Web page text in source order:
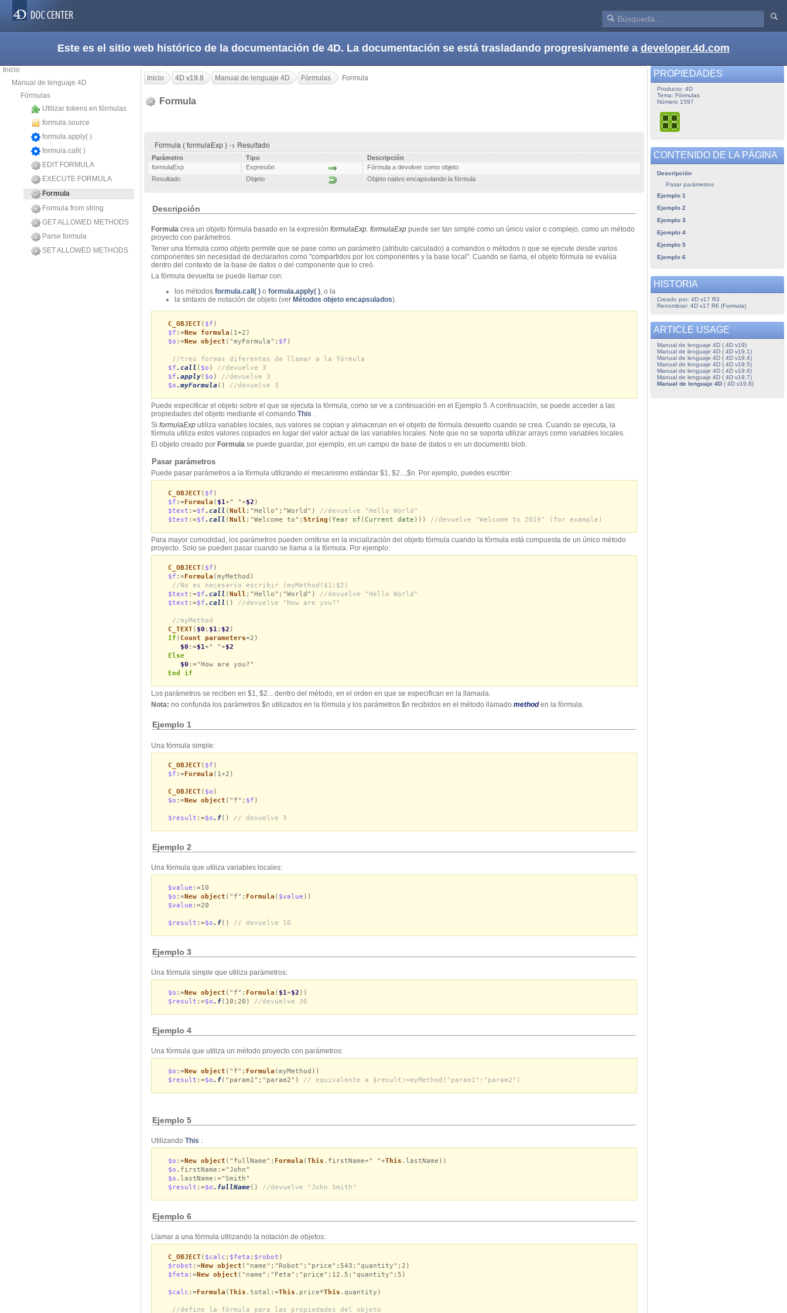
Este es el sitio web histórico de la documentación de 4D. La documentación se está trasladando progresivamente a developer.4d.com
Inicio
Manual de lenguaje 4D
Fórmulas
Utilizar tokens en fórmulas
formula.source
formula.apply( )
formula.call( )
EDIT FORMULA
EXECUTE FORMULA
Formula
Formula from string
GET ALLOWED METHODS
Parse formula
SET ALLOWED METHODS
Inicio 4D v19.8 Manual de lenguaje 4D Fórmulas Formula
Formula
Formula ( formulaExp ) -> Resultado
Parámetro Tipo
Descripción
formulaExp
Expresión
Fórmula a devolver como objeto
Resultado
Objeto Objeto nativo encapsulando la fórmula
Descripción
Formula crea un objeto fórmula basado en la expresión formulaExp. formulaExp puede ser tan simple como un único valor o complejo, como un método
proyecto con parámetros.
Tener una fórmula como objeto permite que se pase como un parámetro (atributo calculado) a comandos o métodos o que se ejecute desde varios
componentes sin necesidad de declararlos como "compartidos por los componentes y la base local". Cuando se llama, el objeto fórmula se evalúa
dentro del contexto de la base de datos o del componente que lo creó.
La fórmula devuelta se puede llamar con:
los métodos formula.call( ) o formula.apply( ), o la
la sintaxis de notación de objeto (ver Métodos objeto encapsulados).
C_OBJECT( $f )
$f :=New formula (1+2)
$o :=New object ("myFormula"; $f )
//tres formas diferentes de llamar a la fórmula
$f .call ( $o )
//devuelve 3
$f .apply( $o )
//devuelve 3
$o .myFormula () //devuelve 3
Puede especificar el objeto sobre el que se ejecuta la fórmula, como se ve a continuación en el Ejemplo 5. A continuación, se puede acceder a las
propiedades del objeto mediante el comando This .
Si formulaExp utiliza variables locales, sus valores se copian y almacenan en el objeto de fórmula devuelto cuando se crea. Cuando se ejecuta, la
fórmula utiliza estos valores copiados en lugar del valor actual de las variables locales. Note que no se soporta utilizar arrays como variables locales.
El objeto creado por Formula se puede guardar, por ejemplo, en un campo de base de datos o en un documento blob.
Pasar parámetros
Puede pasar parámetros a la fórmula utilizando el mecanismo estándar $1, $2...,$n. Por ejemplo, puedes escribir:
C_OBJECT( $f )
$f :=Formula ( $1+" "+$2 )
$text :=$f .call (Null ;"Hello";"World")
//devuelve "Hello World"
$text :=$f .call (Null ;"Welcome to"; String (Year of (Current date ))) //devuelve "Welcome to 2019" (for example)
Para mayor comodidad, los parámetros pueden omitirse en la inicialización del objeto fórmula cuando la fórmula está compuesta de un único método
proyecto. Solo se pueden pasar cuando se llama a la fórmula. Por ejemplo:
C_OBJECT( $f )
$f :=Formula (myMethod)
//No es necesario escribir (myMethod($1;$2)
$text :=$f .call ( Null ;"Hello";"World")
//devuelve "Hello World"
$text :=$f .call () //devuelve "How are you?"
//myMethod
C_TEXT( $0 ; $1; $2 )
If ( Count parameters=2)
$0 :=$1+" "+$2
Else
$0 :="How are you?"
End if
Los parámetros se reciben en $1, $2... dentro del método, en el orden en que se especifican en la llamada.
Nota: no confunda los parámetros $n utilizados ​​en la fórmula y los parámetros $n recibidos en el método llamado methoden la fórmula.
Ejemplo 1
Una fórmula simple:
C_OBJECT( $f )
$f :=Formula (1+2)
C_OBJECT( $o )
$o :=New object ("f"; $f )
$result :=$o .f() // devuelve 3
Ejemplo 2
Una fórmula que utiliza variables locales:
$value :=10
$o :=New object ("f"; Formula ( $value ))
$value :=20
$result :=$o .f() // devuelve 10
Ejemplo 3
Una fórmula simple que utiliza parámetros:
$o :=New object ("f"; Formula ( $1+$2 ))
$result :=$o .f(10;20) //devuelve 30
Ejemplo 4
Una fórmula que utiliza un método proyecto con parámetros:
$o :=New object ("f"; Formula (myMethod))
$result :=$o .f("param1";"param2") // equivalente a $result:=myMethod("param1";"param2")
Ejemplo 5
Utilizando This :
$o :=New object ("fullName"; Formula (This .firstName+" "+This .lastName))
$o .firstName:="John"
$o .lastName:="Smith"
$result :=$o .fullName() //devuelve "John Smith"
Ejemplo 6
Llamar a una fórmula utilizando la notación de objetos:
C_OBJECT( $calc ; $feta ; $robot )
$robot :=New object ("name";"Robot";"price";543;"quantity";2)
$feta :=New object ("name";"Feta";"price";12.5;"quantity";5)
$calc :=Formula (This .total:=This .price*This .quantity)
//define la fórmula para las propiedades del objeto
PROPIEDADES
Producto: 4D
Tema: Fórmulas
Número 1597
CONTENIDO DE LA PÁGINA
Descripción
Pasar parámetros
Ejemplo 1
Ejemplo 2
Ejemplo 3
Ejemplo 4
Ejemplo 5
Ejemplo 6
HISTORIA
Creado por: 4D v17 R3
Renombrar: 4D v17 R6 (Formula)
ARTICLE USAGE
Manual de lenguaje 4D ( 4D v19)
Manual de lenguaje 4D ( 4D v19.1)
Manual de lenguaje 4D ( 4D v19.4)
Manual de lenguaje 4D ( 4D v19.5)
Manual de lenguaje 4D ( 4D v19.6)
Manual de lenguaje 4D ( 4D v19.7)
Manual de lenguaje 4D( 4D v19.8)